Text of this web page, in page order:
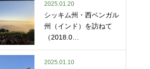
2025.01.20
シッキム州・西ベンガル
州（インド）を訪ねて
（2018.0…
2025.01.10